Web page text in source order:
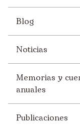
Blog
Noticias
Memorias y
anuales
Publicaciones